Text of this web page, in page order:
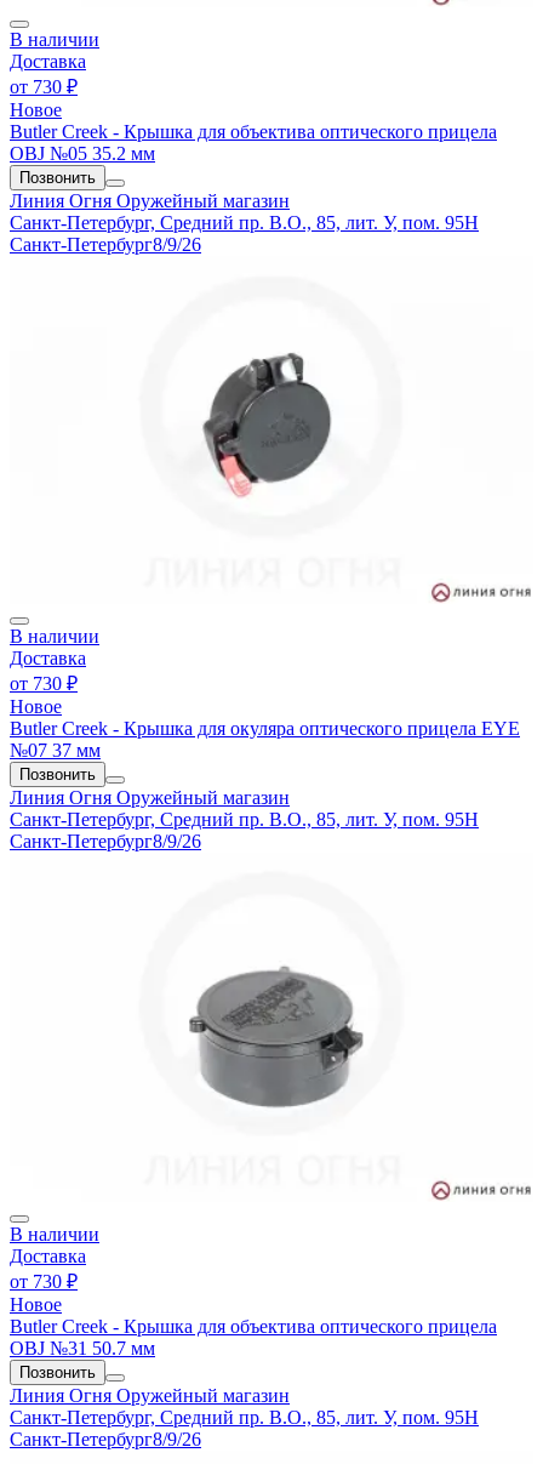
В наличии
Доставка
от 730 ₽
Новое
Butler Creek - Крышка для объектива оптического прицела
OBJ №05 35.2 мм
Позвонить
Линия Огня Оружейный магазин
Санкт-Петербург, Средний пр. В.О., 85, лит. У, пом. 95Н
Санкт-Петербург8/9/26
В наличии
Доставка
от 730 ₽
Новое
Butler Creek - Крышка для окуляра оптического прицела EYE
№07 37 мм
Позвонить
Линия Огня Оружейный магазин
Санкт-Петербург, Средний пр. В.О., 85, лит. У, пом. 95Н
Санкт-Петербург8/9/26
В наличии
Доставка
от 730 ₽
Новое
Butler Creek - Крышка для объектива оптического прицела
OBJ №31 50.7 мм
Позвонить
Линия Огня Оружейный магазин
Санкт-Петербург, Средний пр. В.О., 85, лит. У, пом. 95Н
Санкт-Петербург8/9/26